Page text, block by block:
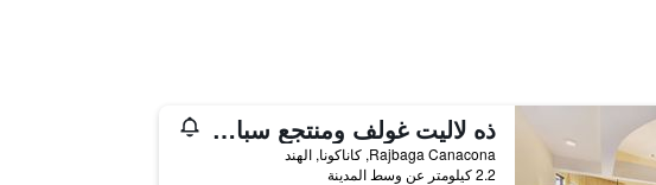
ذه لاليت غولف ومنتجع سبا غوا
Rajbaga Canacona, كاناكونا, الهند
2.2 كيلومتر عن وسط المدينة